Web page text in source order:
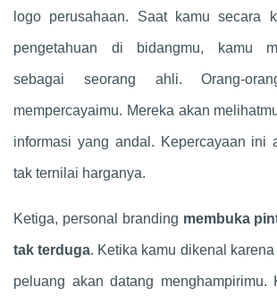
logo perusahaan. Saat kamu secara
pengetahuan di bidangmu, kamu
sebagai seorang ahli. Orang-
mempercayaimu. Mereka akan
informasi yang andal. Kepercayaan ini
tak ternilai harganya.
Ketiga, personal branding membuka
tak terduga. Ketika kamu dikenal
peluang akan datang menghampirimu.